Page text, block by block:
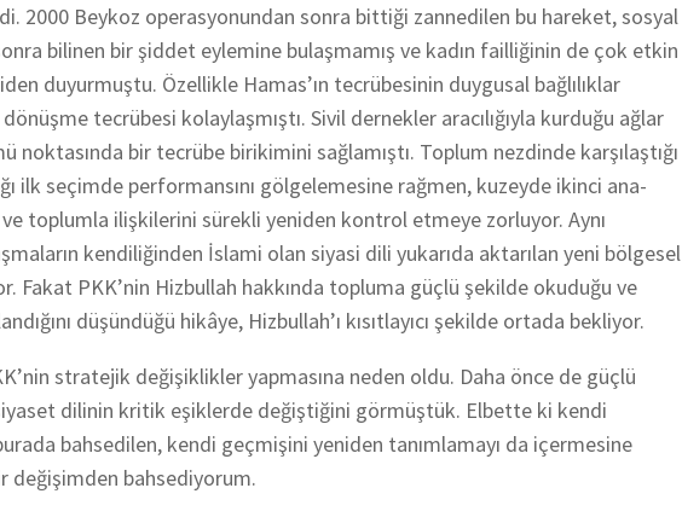
2000 Beykoz operasyonundan sonra bittiği zannedilen bu hareket, sosyal
bilinen bir şiddet eylemine bulaşmamış ve kadın failliğinin de çok etkin
duyurmuştu. Özellikle Hamas’ın tecrübesinin duygusal bağlılıklar
tecrübesi kolaylaşmıştı. Sivil dernekler aracılığıyla kurduğu ağlar
bir tecrübe birikimini sağlamıştı. Toplum nezdinde karşılaştığı
ilk seçimde performansını gölgelemesine rağmen, kuzeyde ikinci ana-
toplumla ilişkilerini sürekli yeniden kontrol etmeye zorluyor. Aynı
kendiliğinden İslami olan siyasi dili yukarıda aktarılan yeni bölgesel
Fakat PKK’nin Hizbullah hakkında topluma güçlü şekilde okuduğu ve
düşündüğü hikâye, Hizbullah’ı kısıtlayıcı şekilde ortada bekliyor.
stratejik değişiklikler yapmasına neden oldu. Daha önce de güçlü
dilinin kritik eşiklerde değiştiğini görmüştük. Elbette ki kendi
bahsedilen, kendi geçmişini yeniden tanımlamayı da içermesine
değişimden bahsediyorum.